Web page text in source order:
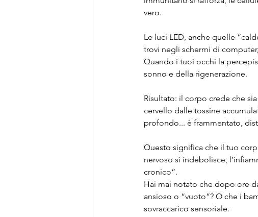
vero.
Le luci LED, anche quelle
trovi negli schermi di
Quando i tuoi occhi la
sonno e della rigenerazione.
Risultato: il corpo crede che
cervello dalle tossine
profondo... è frammentato,
Questo significa che il tuo
nervoso si indebolisce,
cronico”.
Hai mai notato che dopo ore
ansioso o “vuoto”? O che i
sovraccarico sensoriale.